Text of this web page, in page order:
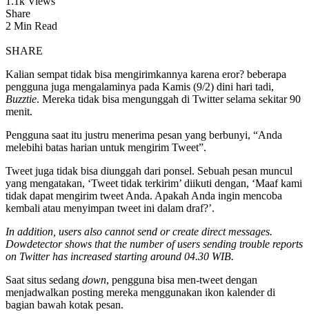
Share
2 Min Read
SHARE
Kalian sempat tidak bisa mengirimkannya karena eror? beberapa
pengguna juga mengalaminya pada Kamis (9/2) dini hari tadi,
Buzztie. Mereka tidak bisa mengunggah di Twitter selama sekitar 90
menit.
Pengguna saat itu justru menerima pesan yang berbunyi, “Anda
melebihi batas harian untuk mengirim Tweet”.
Tweet juga tidak bisa diunggah dari ponsel. Sebuah pesan muncul
yang mengatakan, ‘Tweet tidak terkirim’ diikuti dengan, ‘Maaf kami
tidak dapat mengirim tweet Anda. Apakah Anda ingin mencoba
kembali atau menyimpan tweet ini dalam draf?’.
In addition, users also cannot send or create direct messages.
Dowdetector shows that the number of users sending trouble reports
on Twitter has increased starting around 04.30 WIB.
Saat situs sedang down, pengguna bisa men-tweet dengan
menjadwalkan posting mereka menggunakan ikon kalender di
bagian bawah kotak pesan.